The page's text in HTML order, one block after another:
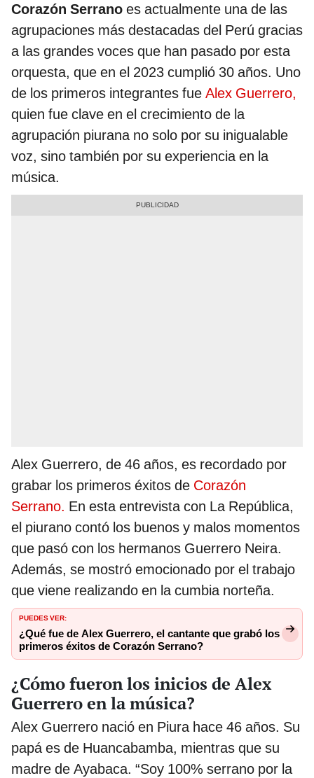
Corazón Serrano es actualmente una de las
agrupaciones más destacadas del Perú gracias
a las grandes voces que han pasado por esta
orquesta, que en el 2023 cumplió 30 años. Uno
de los primeros integrantes fue Alex Guerrero,
quien fue clave en el crecimiento de la
agrupación piurana no solo por su inigualable
voz, sino también por su experiencia en la
música.
Alex Guerrero, de 46 años, es recordado por
grabar los primeros éxitos de Corazón
Serrano. En esta entrevista con La República,
el piurano contó los buenos y malos momentos
que pasó con los hermanos Guerrero Neira.
Además, se mostró emocionado por el trabajo
que viene realizando en la cumbia norteña.
PUEDES VER:
¿Qué fue de Alex Guerrero, el cantante que grabó los
primeros éxitos de Corazón Serrano?
¿Cómo fueron los inicios de Alex
Guerrero en la música?
Alex Guerrero nació en Piura hace 46 años. Su
papá es de Huancabamba, mientras que su
madre de Ayabaca. “Soy 100% serrano por la